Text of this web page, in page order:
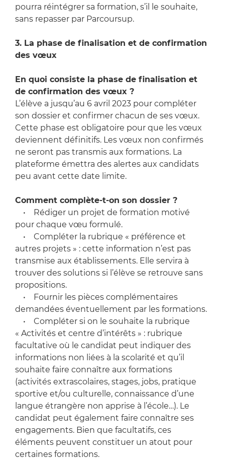
pourra réintégrer sa formation, s’il le souhaite,
sans repasser par Parcoursup.
3. La phase de finalisation et de confirmation
des vœux
En quoi consiste la phase de finalisation et
de confirmation des vœux ?
L’élève a jusqu’au 6 avril 2023 pour compléter
son dossier et confirmer chacun de ses vœux.
Cette phase est obligatoire pour que les vœux
deviennent définitifs. Les vœux non confirmés
ne seront pas transmis aux formations. La
plateforme émettra des alertes aux candidats
peu avant cette date limite.
Comment complète-t-on son dossier ?
• Rédiger un projet de formation motivé
pour chaque vœu formulé.
• Compléter la rubrique « préférence et
autres projets » : cette information n’est pas
transmise aux établissements. Elle servira à
trouver des solutions si l’élève se retrouve sans
propositions.
• Fournir les pièces complémentaires
demandées éventuellement par les formations.
• Compléter si on le souhaite la rubrique
« Activités et centre d’intérêts » : rubrique
facultative où le candidat peut indiquer des
informations non liées à la scolarité et qu’il
souhaite faire connaître aux formations
(activités extrascolaires, stages, jobs, pratique
sportive et/ou culturelle, connaissance d’une
langue étrangère non apprise à l’école…). Le
candidat peut également faire connaître ses
engagements. Bien que facultatifs, ces
éléments peuvent constituer un atout pour
certaines formations.